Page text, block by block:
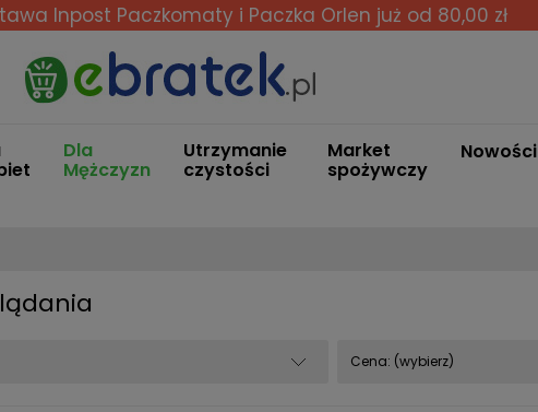
Inpost Paczkomaty i Paczka Orlen już od 80,00 zł
Dla
Mężczyzn
Utrzymanie
czystości
Market
spożywczy
Nowości
Cena: (wybierz)